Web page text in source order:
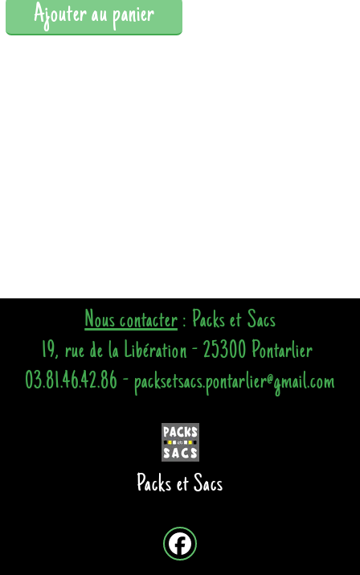
Ajouter au panier
Nous contacter: Packs et Sacs
19, rue de la Libération - 25300 Pontarlier
03.81.46.42.86 - packsetsacs.pontarlier@gmail.com
Packs et Sacs